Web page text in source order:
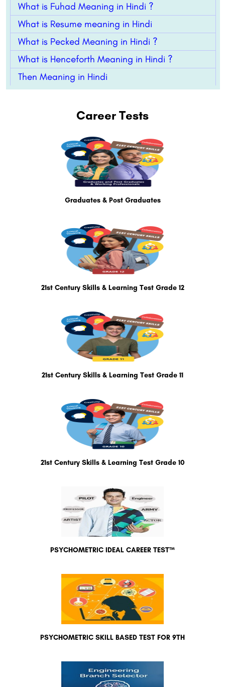
What is Fuhad Meaning in Hindi ?
What is Resume meaning in Hindi
What is Pecked Meaning in Hindi ?
What is Henceforth Meaning in Hindi ?
Then Meaning in Hindi
Career Tests
Graduates & Post Graduates
21st Century Skills & Learning Test Grade 12
21st Century Skills & Learning Test Grade 11
21st Century Skills & Learning Test Grade 10
PSYCHOMETRIC IDEAL CAREER TEST™
PSYCHOMETRIC SKILL BASED TEST FOR 9TH